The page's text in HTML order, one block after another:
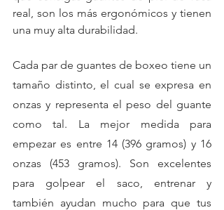
real, son los más ergonómicos y tienen
una muy alta durabilidad.
Cada par de guantes de boxeo tiene un
tamaño distinto, el cual se expresa en
onzas y representa el peso del guante
como tal. La mejor medida para
empezar es entre 14 (396 gramos) y 16
onzas (453 gramos). Son excelentes
para golpear el saco, entrenar y
también ayudan mucho para que tus